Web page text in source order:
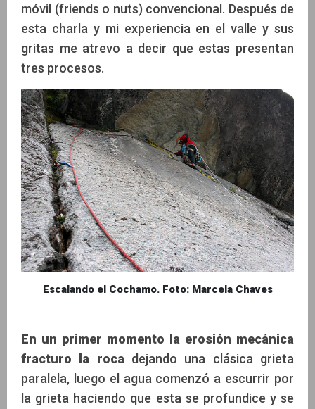
móvil (friends o nuts) convencional. Después de
esta charla y mi experiencia en el valle y sus
gritas me atrevo a decir que estas presentan
tres procesos.
Escalando el Cochamo. Foto: Marcela Chaves
En un primer momento la erosión mecánica
fracturo la roca dejando una clásica grieta
paralela, luego el agua comenzó a escurrir por
la grieta haciendo que esta se profundice y se